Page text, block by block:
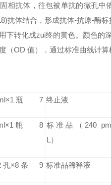
相抗体，往包被单抗的微孔
抗体结合，形成抗体-抗原-酶
下转化成zui终的黄色。颜色的
（OD 值），通过标准曲线计
瓶 7 终止液
瓶 8 标准品
（240
L）
孔×8 条 9 标准品稀释液